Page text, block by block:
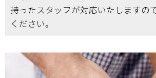
持ったスタッフが対応いたしますの
ください。